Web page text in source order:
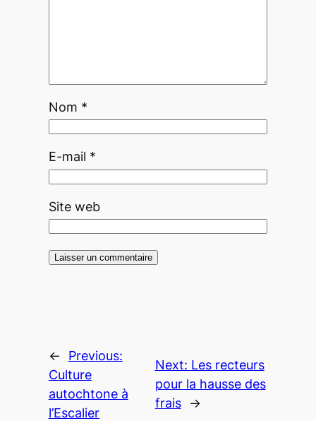
Nom *
E-mail *
Site web
←
Previous:
Culture
autochtone à
l’Escalier
Next: Les recteurs
pour la hausse des
frais
→